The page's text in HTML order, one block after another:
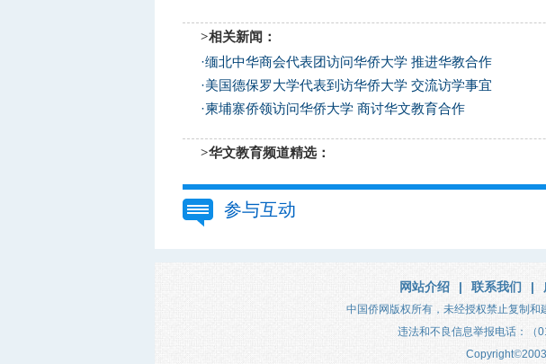
>相关新闻：
·缅北中华商会代表团访问华侨大学 推进华教合作
·美国德保罗大学代表到访华侨大学 交流访学事宜
·柬埔寨侨领访问华侨大学 商讨华文教育合作
>华文教育频道精选：
参与互动
网站介绍 | 联系我们 |
中国侨网版权所有，未经授权禁止复制和
违法和不良信息举报电话：（
Copyright©